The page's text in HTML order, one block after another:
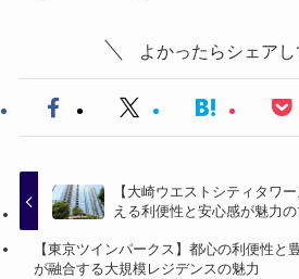
よかったらシェアし
【大崎ウエストシティタワ
える利便性と安心感が魅力
【東京ツインパークス】都心の利便性と
が融合する大規模レジデンスの魅力